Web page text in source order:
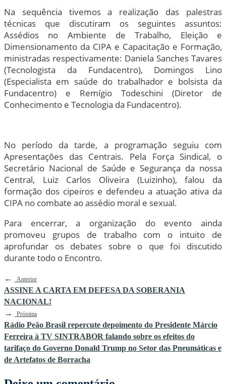
Na sequência tivemos a realização das palestras
técnicas que discutiram os seguintes assuntos:
Assédios no Ambiente de Trabalho, Eleição e
Dimensionamento da CIPA e Capacitação e Formação,
ministradas respectivamente: Daniela Sanches Tavares
(Tecnologista da Fundacentro), Domingos Lino
(Especialista em saúde do trabalhador e bolsista da
Fundacentro) e Remígio Todeschini (Diretor de
Conhecimento e Tecnologia da Fundacentro).
No período da tarde, a programação seguiu com
Apresentações das Centrais. Pela Força Sindical, o
Secretário Nacional de Saúde e Segurança da nossa
Central, Luiz Carlos Oliveira (Luizinho), falou da
formação dos cipeiros e defendeu a atuação ativa da
CIPA no combate ao assédio moral e sexual.
Para encerrar, a organização do evento ainda
promoveu grupos de trabalho com o intuito de
aprofundar os debates sobre o que foi discutido
durante todo o Encontro.
←
Anterior
ASSINE A CARTA EM DEFESA DA SOBERANIA
NACIONAL!
→ Próxima
Rádio Peão Brasil repercute depoimento do Presidente Márcio
Ferreira à TV SINTRABOR falando sobre os efeitos do
tarifaço do Governo Donald Trump no Setor das Pneumáticas e
de Artefatos de Borracha